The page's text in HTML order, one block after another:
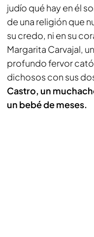
judío qué hay en él
de una religión que
su credo, ni en su
Margarita Carvajal,
profundo fervor
dichosos con sus
Castro, un
un bebé de meses.